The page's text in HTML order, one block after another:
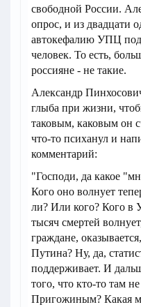
свободной России.
опрос, и из двадцати
автокефалию УПЦ
человек. То есть,
россияне - не такие.
Александр
глыба при жизни,
таковым, каковым он
что-то психанул и
комментарий:
"Господи, да какое
Кого оно волнует
ли? Или кого? Кого в
тысяч смертей
граждане,
Путина? Ну, да,
поддерживает. И
того, что кто-то там
Пригожиным? Какая